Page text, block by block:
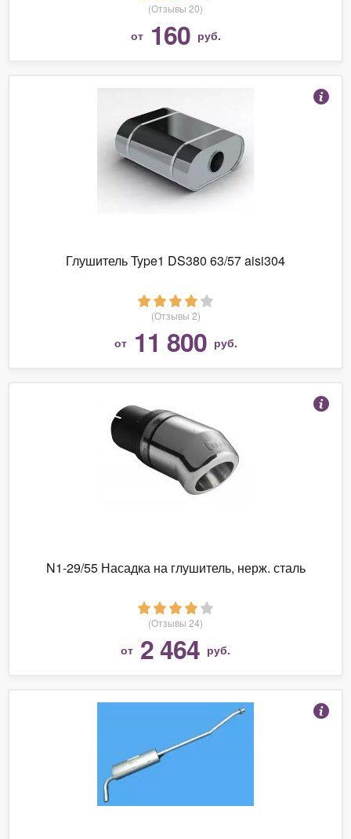
(Отзывы 20)
от 160 руб.
Глушитель Type1 DS380 63/57 aisi304
(Отзывы 2)
от 11 800 руб.
N1-29/55 Насадка на глушитель, нерж. сталь
(Отзывы 24)
от 2 464 руб.